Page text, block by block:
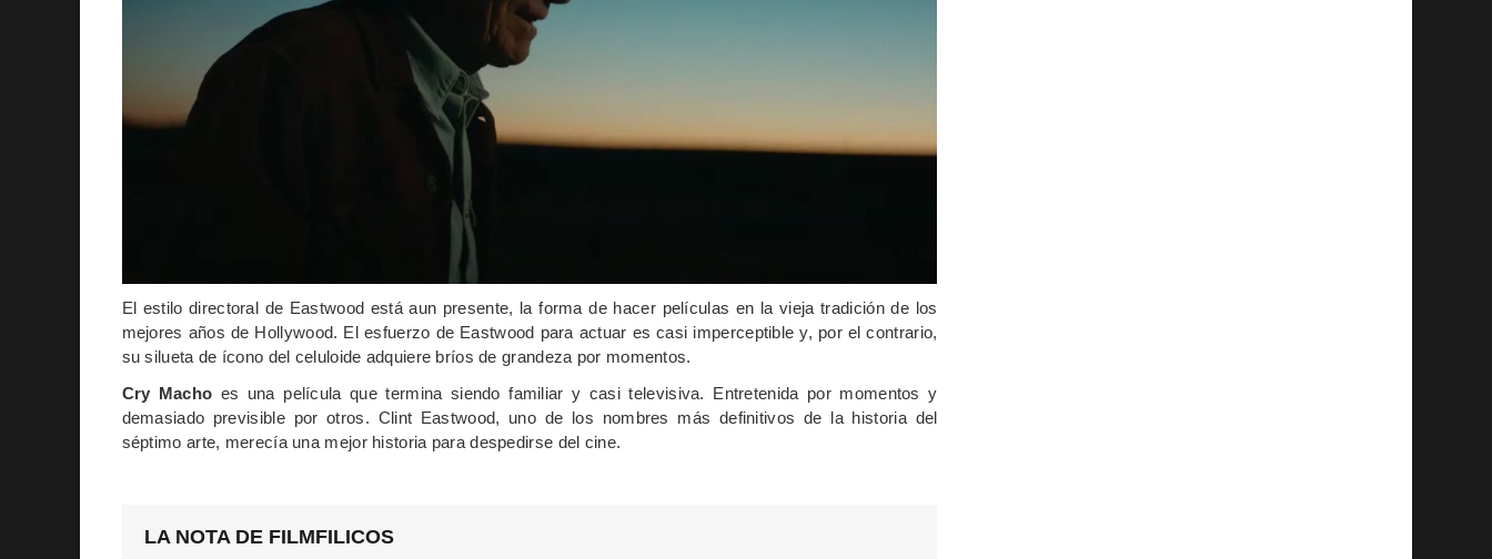
El estilo directoral de Eastwood está aun presente, la forma de hacer películas en la vieja tradición de los
mejores años de Hollywood. El esfuerzo de Eastwood para actuar es casi imperceptible y, por el contrario,
su silueta de ícono del celuloide adquiere bríos de grandeza por momentos.
Cry Macho es una película que termina siendo familiar y casi televisiva. Entretenida por momentos y
demasiado previsible por otros. Clint Eastwood, uno de los nombres más definitivos de la historia del
séptimo arte, merecía una mejor historia para despedirse del cine.
LA NOTA DE FILMFILICOS